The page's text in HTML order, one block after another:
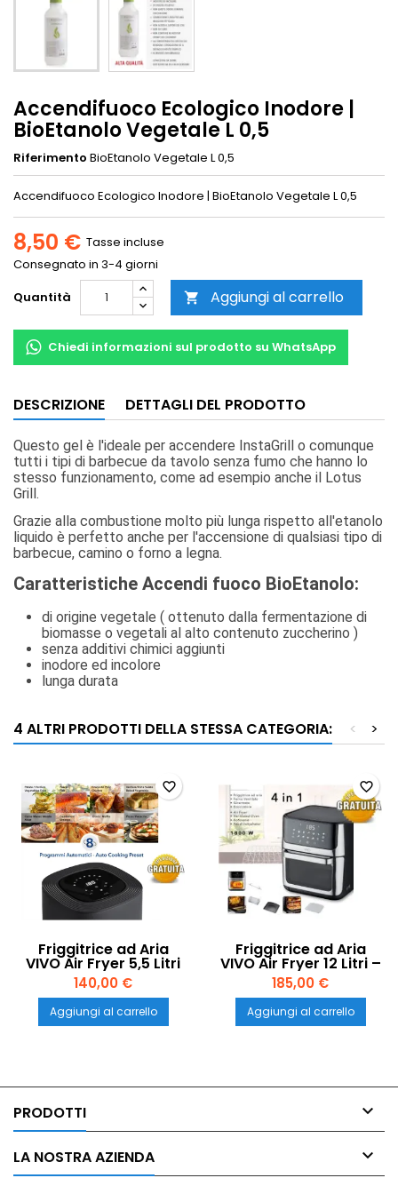
Accendifuoco Ecologico Inodore |
BioEtanolo Vegetale L 0,5
Riferimento BioEtanolo Vegetale L 0,5
Accendifuoco Ecologico Inodore | BioEtanolo Vegetale L 0,5
8,50 € Tasse incluse
Consegnato in 3-4 giorni
Quantità
 Aggiungi al carrello
Chiedi informazioni sul prodotto su WhatsApp
DESCRIZIONE DETTAGLI DEL PRODOTTO
Questo gel è l'ideale per accendere InstaGrill o comunque
tutti i tipi di barbecue da tavolo senza fumo che hanno lo
stesso funzionamento, come ad esempio anche il Lotus
Grill.
Grazie alla combustione molto più lunga rispetto all'etanolo
liquido è perfetto anche per l'accensione di qualsiasi tipo di
barbecue, camino o forno a legna.
Caratteristiche Accendi fuoco BioEtanolo:
di origine vegetale ( ottenuto dalla fermentazione di
biomasse o vegetali al alto contenuto zuccherino )
senza additivi chimici aggiunti
inodore ed incolore
lunga durata
4 ALTRI PRODOTTI DELLA STESSA CATEGORIA: >
<
Friggitrice ad Aria
VIVO Air Fryer 5,5 Litri
– Cottura Sana e
Veloce
140,00 €
Aggiungi al carrello
favorite_border
Friggitrice ad Aria
VIVO Air Fryer 12 Litri –
Maxi Capacità per
Famiglie Numerose
185,00 €
Aggiungi al carrello
favorite_border
PRODOTTI 
LA NOSTRA AZIENDA 